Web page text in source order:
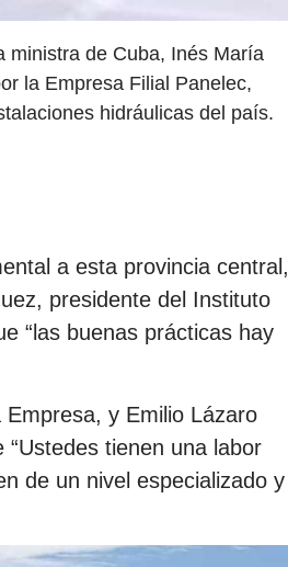
ministra de Cuba, Inés María
la Empresa Filial Panelec,
hidráulicas del país.
a esta provincia central,
presidente del Instituto
“las buenas prácticas hay
y Emilio Lázaro
tienen una labor
de un nivel especializado y